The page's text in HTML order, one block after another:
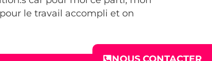
NOUS CONTACTER
le travail accompli et on